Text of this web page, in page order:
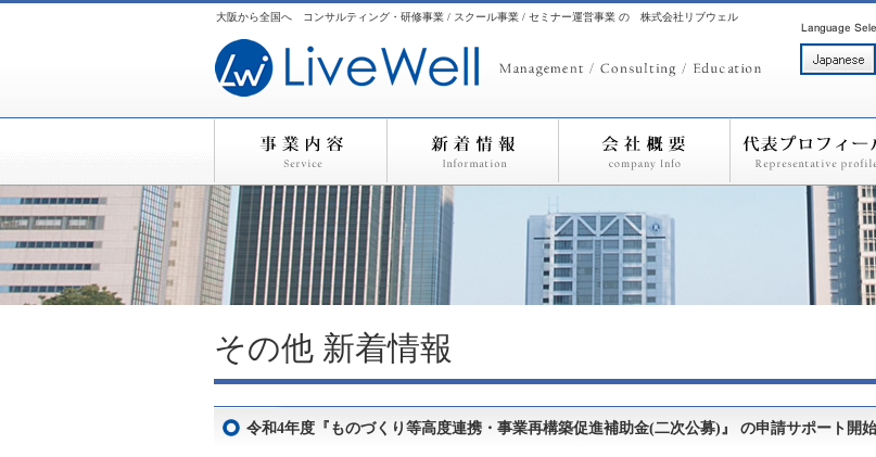
大阪から全国へ コンサルティング・研修事業 / スクール事業 / セミナー運営事業 の 株式会社リブウェル
その他 新着情報
令和4年度『ものづくり等高度連携・事業再構築促進補助金(二次公募)』 の申請サポート開始